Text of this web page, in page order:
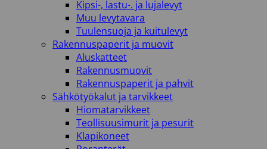
Kipsi-, lastu-. ja lujalevyt
Muu levytavara
Tuulensuoja ja kuitulevyt
Rakennuspaperit ja muovit
Aluskatteet
Rakennusmuovit
Rakennuspaperit ja pahvit
Sähkötyökalut ja tarvikkeet
Hiomatarvikkeet
Teollisuusimurit ja pesurit
Klapikoneet